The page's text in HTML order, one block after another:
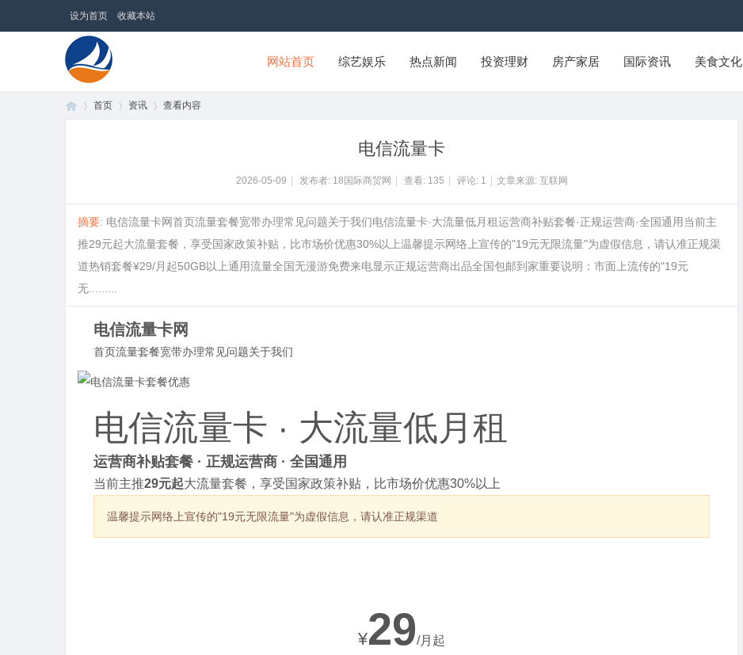
设为首页 收藏本站
18国际商贸网
网站首页 综艺娱乐 热点新闻 投资理财 房产家居 国际资讯 美食文化
首页 资讯 查看内容
电信流量卡
2026-05-09 发布者: 18国际商贸网 查看: 135 评论: 1 文章来源: 互联网
摘要: 电信流量卡网首页流量套餐宽带办理常见问题关于我们电信流量卡·大流量低月租运营商补贴套餐·正规运营商·全国通用当前主
推29元起大流量套餐，享受国家政策补贴，比市场价优惠30%以上温馨提示网络上宣传的"19元无限流量"为虚假信息，请认准正规渠
道热销套餐¥29/月起50GB以上通用流量全国无漫游免费来电显示正规运营商出品全国包邮到家重要说明：市面上流传的"19元
无.........
电信流量卡网
首页流量套餐宽带办理常见问题关于我们
电信流量卡 · 大流量低月租
运营商补贴套餐 · 正规运营商 · 全国通用
当前主推29元起大流量套餐，享受国家政策补贴，比市场价优惠30%以上
温馨提示网络上宣传的"19元无限流量"为虚假信息，请认准正规渠道
¥29/月起